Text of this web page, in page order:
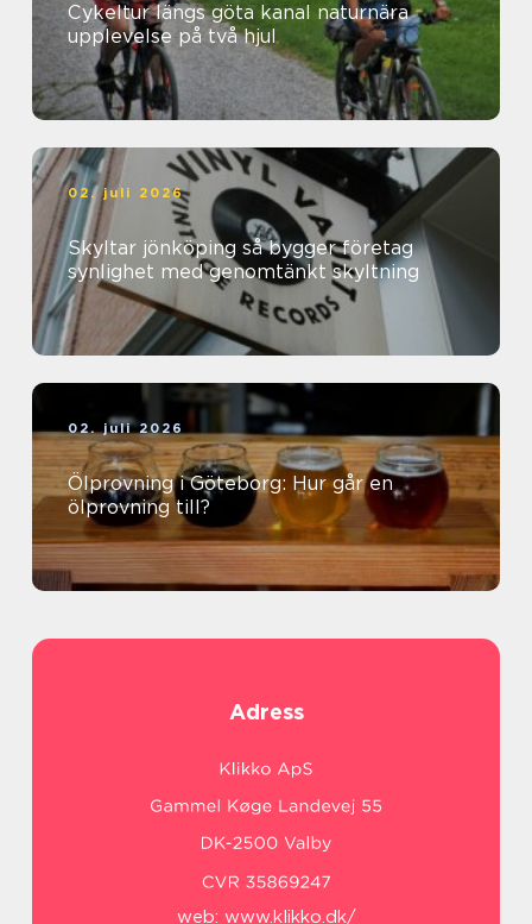
Cykeltur längs göta kanal naturnära
upplevelse på två hjul
02. juli 2026
Skyltar jönköping så bygger företag
synlighet med genomtänkt skyltning
02. juli 2026
Ölprovning i Göteborg: Hur går en
ölprovning till?
Adress
web: www.klikko.dk/